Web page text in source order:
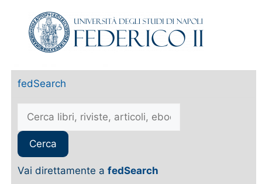
fedSearch
Vai direttamente a fedSearch